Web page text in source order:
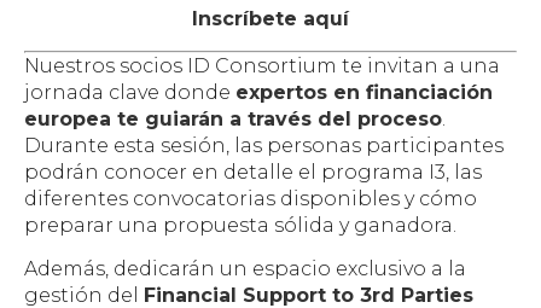
Inscríbete aquí
Nuestros socios ID Consortium te invitan a una
jornada clave donde expertos en financiación
europea te guiarán a través del proceso
Durante esta sesión, las personas participantes
podrán conocer en detalle el programa I3, las
diferentes convocatorias disponibles y cómo
preparar una propuesta sólida y ganadora.
Además, dedicarán un espacio exclusivo a la
gestión del Financial Support to 3rd Parties